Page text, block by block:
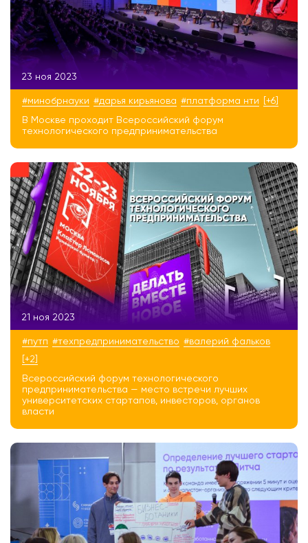
23 ноя 2023
#минобрнауки #дарья кирьянова #платформа нти
[+6]
В Москве проходит Всероссийский форум
технологического предпринимательства
21 ноя 2023
#путп #техпредпринимательство #валерий фальков
[+2]
Всероссийский форум технологического
предпринимательства — место встречи лучших
университетских стартапов, инвесторов, органов
власти